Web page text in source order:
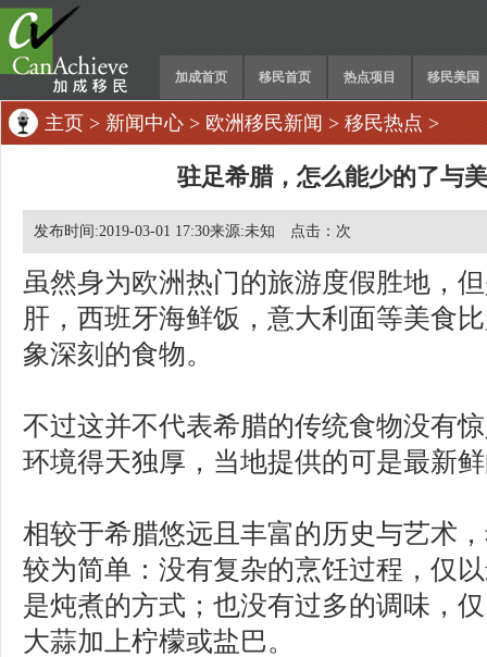
加成首页 移民首页 热点项目 移民美国
主页>新闻中心>欧洲移民新闻>移民热点>
驻足希腊，怎么能少的了与
发布时间:2019-03-01 17:30来源:未知 点击： 次
虽然身为欧洲热门的旅游度假胜地，
肝，西班牙海鲜饭，意大利面等美食
象深刻的食物。
不过这并不代表希腊的传统食物没有
环境得天独厚，当地提供的可是最新
相较于希腊悠远且丰富的历史与艺术
较为简单：没有复杂的烹饪过程，仅
是炖煮的方式；也没有过多的调味，
大蒜加上柠檬或盐巴。